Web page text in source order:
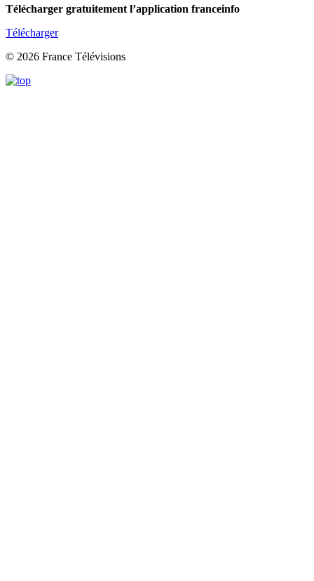
Télécharger gratuitement l’application franceinfo
Télécharger
© 2026 France Télévisions